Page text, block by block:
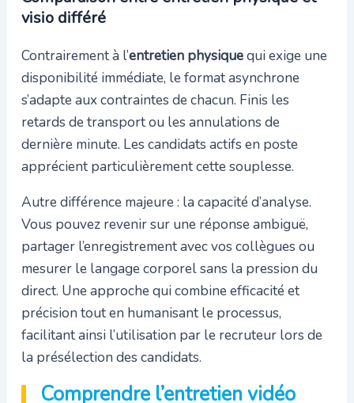
visio différé
Contrairement à l’entretien physiquequi exige une
disponibilité immédiate, le format asynchrone
s’adapte aux contraintes de chacun. Finis les
retards de transport ou les annulations de
dernière minute. Les candidats actifs en poste
apprécient particulièrement cette souplesse.
Autre différence majeure : la capacité d’analyse.
Vous pouvez revenir sur une réponse ambiguë,
partager l’enregistrement avec vos collègues ou
mesurer le langage corporel sans la pression du
direct. Une approche qui combine efficacité et
précision tout en humanisant le processus,
facilitant ainsi l’utilisation par le recruteur lors de
la présélection des candidats.
Comprendre l’entretien vidéo